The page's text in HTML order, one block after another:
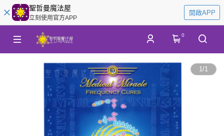
聖哲曼魔法屋
立刻使用官方APP
開啟APP
0
1/1